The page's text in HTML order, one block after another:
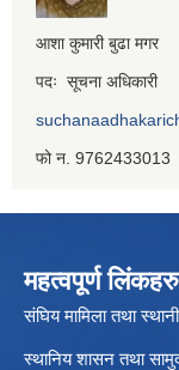
आशा कुमारी बुढा मगर
पदः सूचना अधिकारी
फो न. 9762433013
महत्वपूर्ण लिंकहरु
संघिय मामिला तथा
स्थानिय शासन तथा